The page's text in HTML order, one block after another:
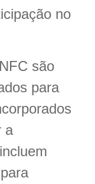
no
são
para
a